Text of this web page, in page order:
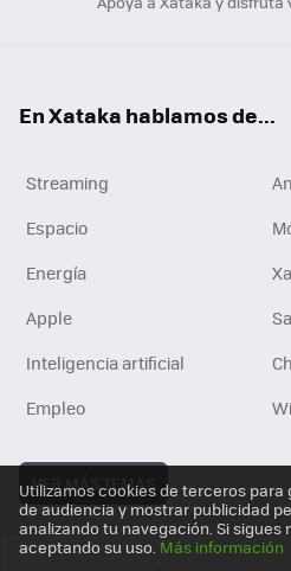
En Xataka hablamos de...
Streaming
Espacio
Energía
Apple
Inteligencia artificial
Empleo
VER MÁS TEMAS
Utilizamos cookies de terceros
de audiencia y mostrar publicidad
analizando tu navegación. Si sigues
aceptando su uso. Más información